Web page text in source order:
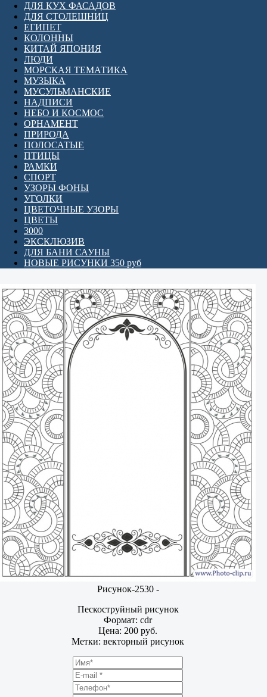
ДЛЯ КУХ ФАСАДОВ
ДЛЯ СТОЛЕШНИЦ
ЕГИПЕТ
КОЛОННЫ
КИТАЙ ЯПОНИЯ
ЛЮДИ
МОРСКАЯ ТЕМАТИКА
МУЗЫКА
МУСУЛЬМАНСКИЕ
НАДПИСИ
НЕБО И КОСМОС
ОРНАМЕНТ
ПРИРОДА
ПОЛОСАТЫЕ
ПТИЦЫ
РАМКИ
СПОРТ
УЗОРЫ ФОНЫ
УГОЛКИ
ЦВЕТОЧНЫЕ УЗОРЫ
ЦВЕТЫ
3000
ЭКСКЛЮЗИВ
ДЛЯ БАНИ САУНЫ
НОВЫЕ РИСУНКИ 350 руб
Рисунок-2530 -
Пескоструйный рисунок
Формат: cdr
Цена: 200 руб.
Метки: векторный рисунок